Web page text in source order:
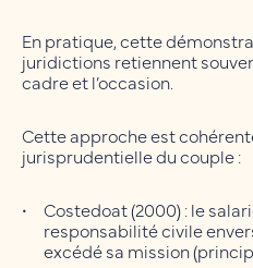
En pratique, cette
juridictions retiennent
cadre et l’occasion.
Cette approche est
jurisprudentielle du couple :
Costedoat (2000) : le
responsabilité civile
excédé sa mission